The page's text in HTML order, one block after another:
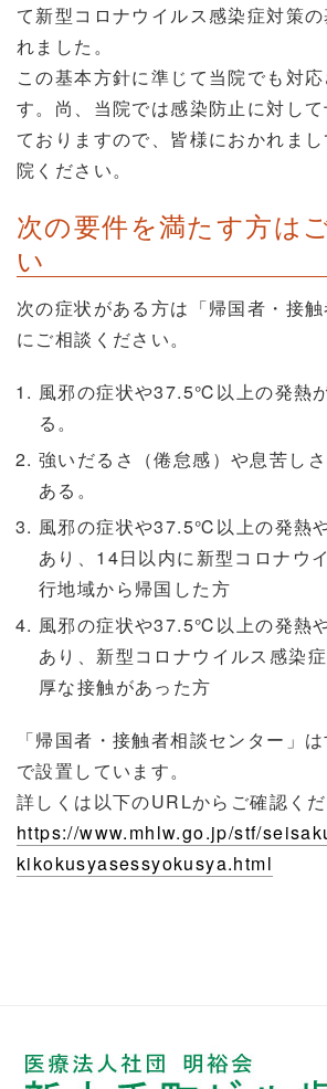
て新型コロナウイルス感染症対策
れました。
この基本方針に準じて当院でも対
す。尚、当院では感染防止に対し
ておりますので、皆様におかれま
院ください。
次の要件を満たす方は
い
次の症状がある方は「帰国者・接触
にご相談ください。
風邪の症状や37.5℃以上の発熱
る。
強いだるさ（倦怠感）や息苦し
ある。
風邪の症状や37.5℃以上の発熱
あり、14日以内に新型コロナウ
行地域から帰国した方
風邪の症状や37.5℃以上の発熱
あり、新型コロナウイルス感染
厚な接触があった方
「帰国者・接触者相談センター」
で設置しています。
詳しくは以下のURLからご確認くだ
https://www.mhlw.go.jp/stf/
kikokusyasessyokusya.html